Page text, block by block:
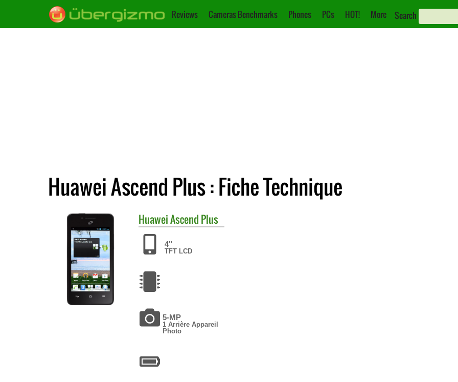
Reviews Cameras Benchmarks Phones PCs HOT! More Search
Huawei Ascend Plus : Fiche Technique
HuaweiAscend Plus
4"
TFT LCD
5-MP
1 Arrière Appareil
Photo